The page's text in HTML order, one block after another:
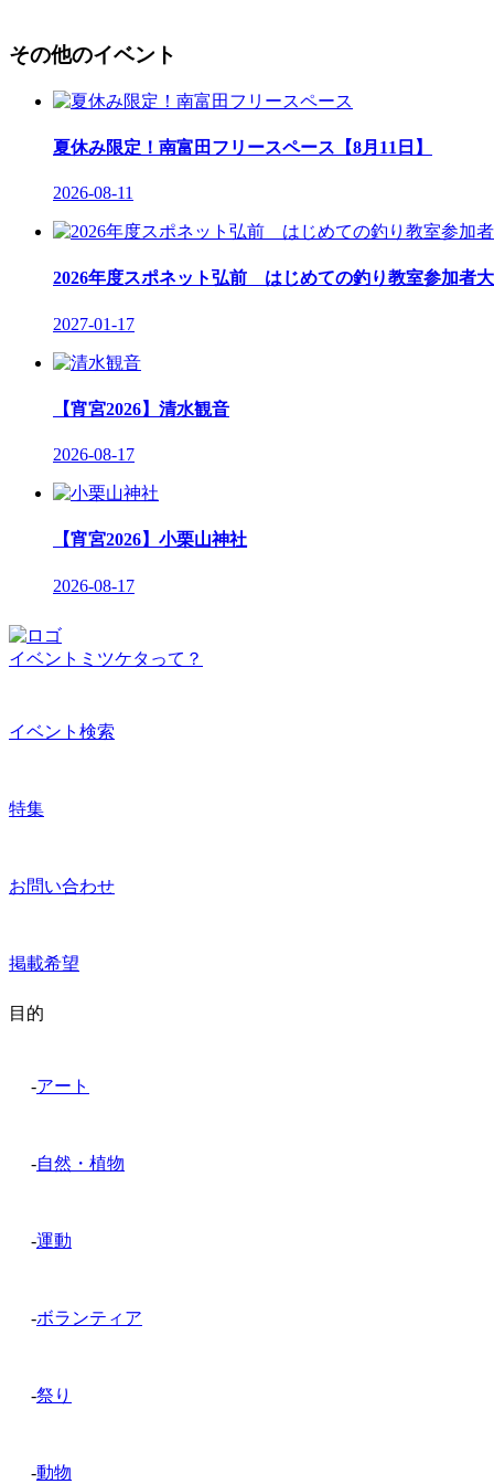
その他のイベント
夏休み限定！南富田フリースペース【8月11日】
2026-08-11
2026年度スポネット弘前 はじめての釣り教室参加者
2027-01-17
【宵宮2026】清水観音
2026-08-17
【宵宮2026】小栗山神社
2026-08-17
イベントミツケタって？
イベント検索
特集
お問い合わせ
掲載希望
目的
-アート
-自然・植物
-運動
-ボランティア
-祭り
-動物